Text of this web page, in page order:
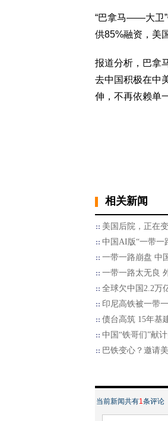
“巴拿马——大卫”
供85%融资，美
报道分析，巴拿
去中国积极在中
伸，不再依赖单
相关新闻
美国后院，正在
中国AI版“一带一
一带一路崩盘 中
一带一路太无良
全球欠中国2.2万
印尼高铁被一带
债台高筑 15年基
中国“铁哥们”献
巴铁变心？邀请
当前新闻共有1条评论